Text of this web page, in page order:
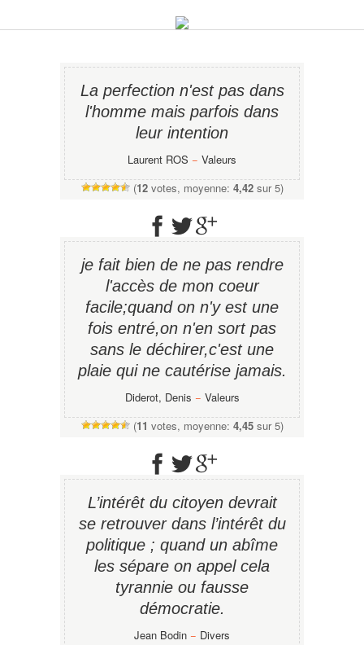
La perfection n'est pas dans
l'homme mais parfois dans
leur intention
Laurent ROS − Valeurs
(12votes, moyenne: 4,42sur 5)
je fait bien de ne pas rendre
l'accès de mon coeur
facile;quand on n'y est une
fois entré,on n'en sort pas
sans le déchirer,c'est une
plaie qui ne cautérise jamais.
Diderot, Denis − Valeurs
(11 votes, moyenne: 4,45sur 5)
L’intérêt du citoyen devrait
se retrouver dans l’intérêt du
politique ; quand un abîme
les sépare on appel cela
tyrannie ou fausse
démocratie.
Jean Bodin − Divers